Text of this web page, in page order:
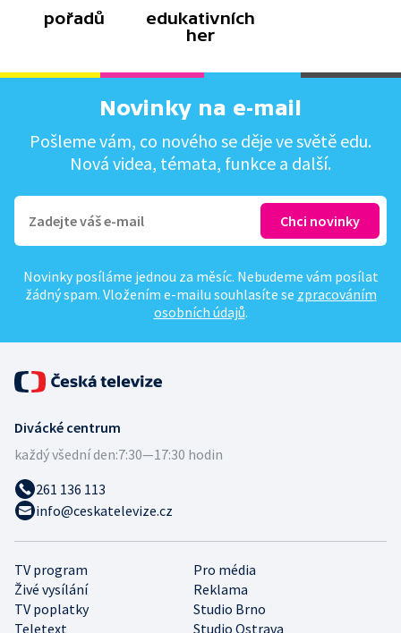
pořadů
edukativních
her
Novinky na e-mail
Pošleme vám, co nového se děje ve světě edu.
Nová videa, témata, funkce a další.
Novinky posíláme jednou za měsíc. Nebudeme vám posílat
žádný spam. Vložením e-mailu souhlasíte se zpracováním
osobních údajů.